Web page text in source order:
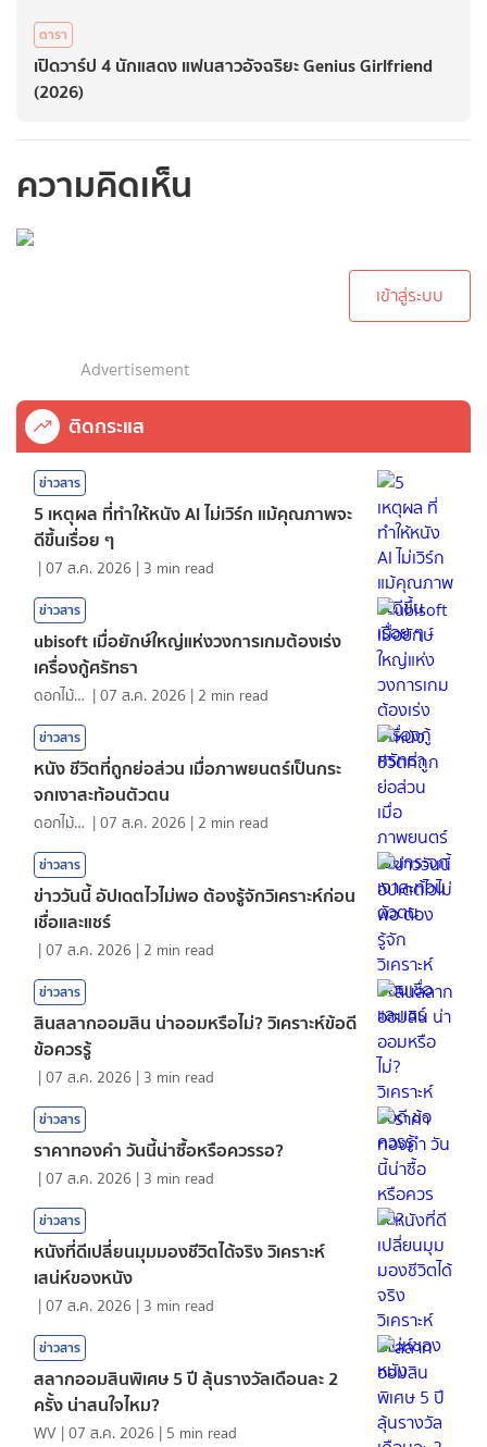
ดารา
เปิดวาร์ป 4 นักแสดง แฟนสาวอัจฉริยะ Genius Girlfriend
(2026)
ความคิดเห็น
เข้าสู่ระบบ
Advertisement
ติดกระแส
ข่าวสาร
5 เหตุผล ที่ทำให้หนัง AI ไม่เวิร์ก แม้คุณภาพจะ
ดีขึ้นเรื่อย ๆ
|07 ส.ค. 2026 | 3 min read
ข่าวสาร
ubisoft เมื่อยักษ์ใหญ่แห่งวงการเกมต้องเร่ง
เครื่องกู้ศรัทธา
ดอกไม้กับสายน้ำ |07 ส.ค. 2026 | 2 min read
ข่าวสาร
หนัง ชีวิตที่ถูกย่อส่วน เมื่อภาพยนตร์เป็นกระ
จกเงาสะท้อนตัวตน
ดอกไม้กับสายน้ำ |07 ส.ค. 2026 | 2 min read
ข่าวสาร
ข่าววันนี้ อัปเดตไวไม่พอ ต้องรู้จักวิเคราะห์ก่อน
เชื่อและแชร์
|07 ส.ค. 2026 | 2 min read
ข่าวสาร
สินสลากออมสิน น่าออมหรือไม่? วิเคราะห์ข้อดี
ข้อควรรู้
|07 ส.ค. 2026 | 3 min read
ข่าวสาร
ราคาทองคํา วันนี้น่าซื้อหรือควรรอ?
|07 ส.ค. 2026 | 3 min read
ข่าวสาร
หนังที่ดีเปลี่ยนมุมมองชีวิตได้จริง วิเคราะห์
เสน่ห์ของหนัง
|07 ส.ค. 2026 | 3 min read
ข่าวสาร
สลากออมสินพิเศษ 5 ปี ลุ้นรางวัลเดือนละ 2
ครั้ง น่าสนใจไหม?
WV |07 ส.ค. 2026 | 5 min read